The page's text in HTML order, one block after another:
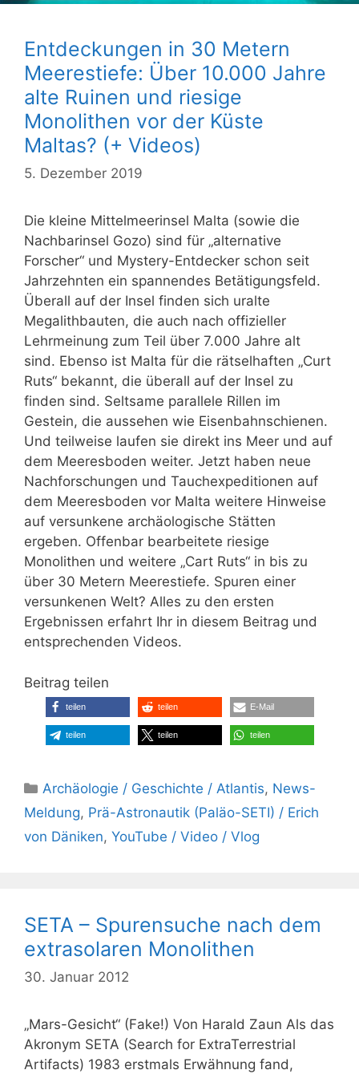
Entdeckungen in 30 Metern
Meerestiefe: Über 10.000 Jahre
alte Ruinen und riesige
Monolithen vor der Küste
Maltas? (+ Videos)
5. Dezember 2019
Die kleine Mittelmeerinsel Malta (sowie die
Nachbarinsel Gozo) sind für „alternative
Forscher“ und Mystery-Entdecker schon seit
Jahrzehnten ein spannendes Betätigungsfeld.
Überall auf der Insel finden sich uralte
Megalithbauten, die auch nach offizieller
Lehrmeinung zum Teil über 7.000 Jahre alt
sind. Ebenso ist Malta für die rätselhaften „Curt
Ruts“ bekannt, die überall auf der Insel zu
finden sind. Seltsame parallele Rillen im
Gestein, die aussehen wie Eisenbahnschienen.
Und teilweise laufen sie direkt ins Meer und auf
dem Meeresboden weiter. Jetzt haben neue
Nachforschungen und Tauchexpeditionen auf
dem Meeresboden vor Malta weitere Hinweise
auf versunkene archäologische Stätten
ergeben. Offenbar bearbeitete riesige
Monolithen und weitere „Cart Ruts“ in bis zu
über 30 Metern Meerestiefe. Spuren einer
versunkenen Welt? Alles zu den ersten
Ergebnissen erfahrt Ihr in diesem Beitrag und
entsprechenden Videos.
Beitrag teilen
teilen teilen E-Mail
teilen teilen teilen
Kategorien
Archäologie / Geschichte / Atlantis, News-
Meldung, Prä-Astronautik (Paläo-SETI) / Erich
von Däniken, YouTube / Video / Vlog
SETA – Spurensuche nach dem
extrasolaren Monolithen
30. Januar 2012
„Mars-Gesicht“ (Fake!) Von Harald Zaun Als das
Akronym SETA (Search for ExtraTerrestrial
Artifacts) 1983 erstmals Erwähnung fand,